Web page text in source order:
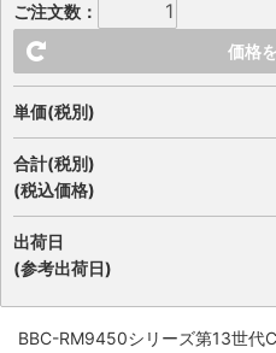
ご注文数：
価格
単価(税別)
合計(税別)
(税込価格)
出荷日
(参考出荷日)
BBC-RM9450シリーズ第13世代